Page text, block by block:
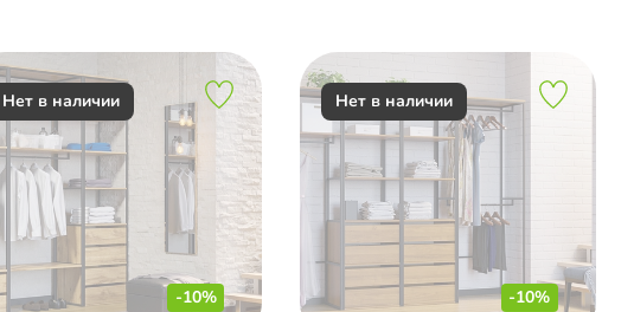
-10% -10%